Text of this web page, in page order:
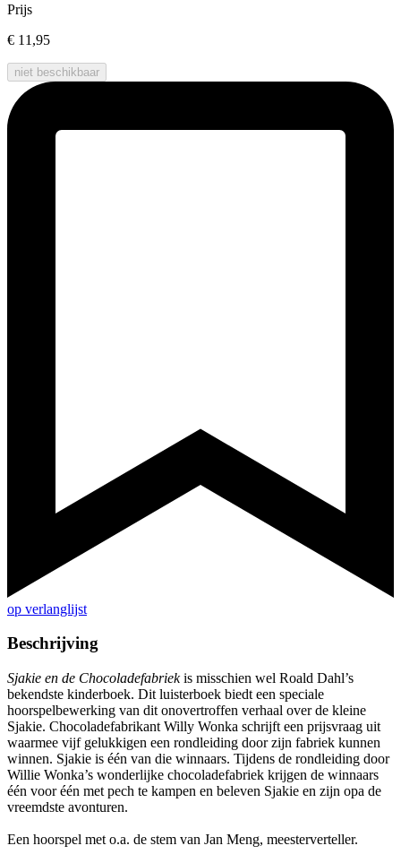
Prijs
€ 11,95
niet beschikbaar
op verlanglijst
Beschrijving
Sjakie en de Chocoladefabriekis misschien wel Roald Dahl’s
bekendste kinderboek. Dit luisterboek biedt een speciale
hoorspelbewerking van dit onovertroffen verhaal over de kleine
Sjakie. Chocoladefabrikant Willy Wonka schrijft een prijsvraag uit
waarmee vijf gelukkigen een rondleiding door zijn fabriek kunnen
winnen. Sjakie is één van die winnaars. Tijdens de rondleiding door
Willie Wonka’s wonderlijke chocoladefabriek krijgen de winnaars
één voor één met pech te kampen en beleven Sjakie en zijn opa de
vreemdste avonturen.
Een hoorspel met o.a. de stem van Jan Meng, meesterverteller.